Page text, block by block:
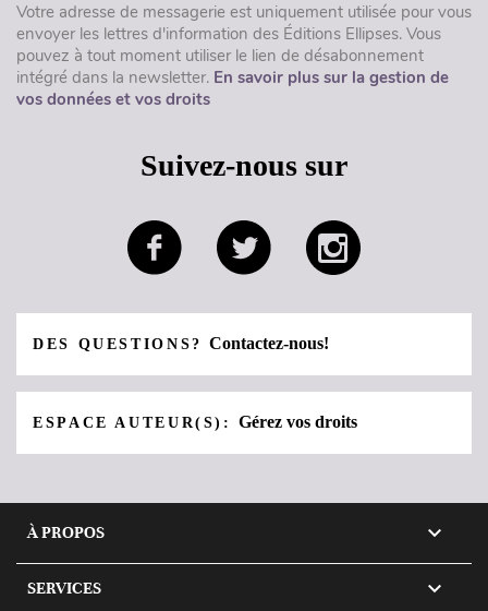
Votre adresse de messagerie est uniquement utilisée pour vous
envoyer les lettres d'information des Éditions Ellipses. Vous
pouvez à tout moment utiliser le lien de désabonnement
intégré dans la newsletter. En savoir plus sur la gestion de
vos données et vos droits
Suivez-nous sur
DES QUESTIONS?Contactez-nous!
ESPACE AUTEUR(S):Gérez vos droits
À PROPOS 
SERVICES 